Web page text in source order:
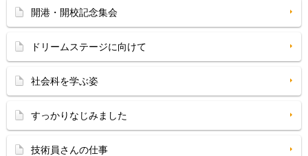
開港・開校記念集会
ドリームステージに向けて
社会科を学ぶ姿
すっかりなじみました
技術員さんの仕事